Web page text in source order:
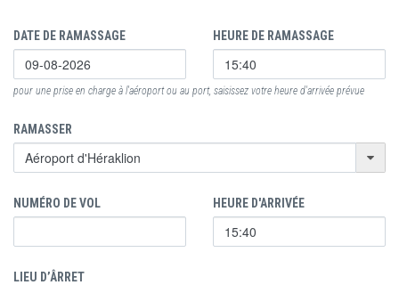
DATE DE RAMASSAGE HEURE DE RAMASSAGE
pour une prise en charge à l'aéroport ou au port, saisissez votre heure d'arrivée prévue
RAMASSER
NUMÉRO DE VOL HEURE D'ARRIVÉE
LIEU D’ÂRRET